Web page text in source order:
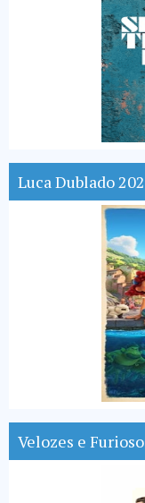
Luca Dublado
Velozes e